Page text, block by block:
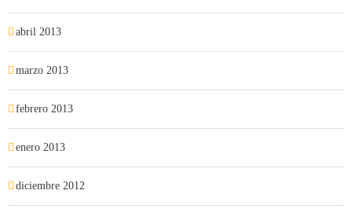
abril 2013
marzo 2013
febrero 2013
enero 2013
diciembre 2012